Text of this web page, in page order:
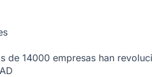
de 14000 empresas han